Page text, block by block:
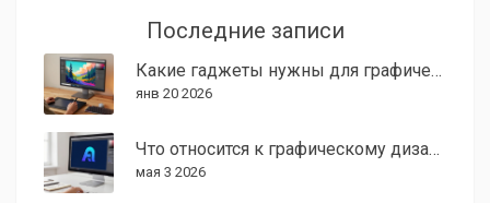
Последние записи
Какие гаджеты нужны для графического дизайнера в 2026 году
янв 20 2026
Что относится к графическому дизайну: сферы, задачи и заработок в 2026 году
мая 3 2026